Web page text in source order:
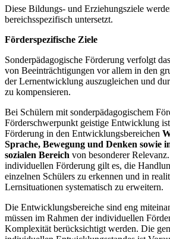
Diese Bildungs- und Erziehungsziele
bereichsspezifisch untersetzt.
Förderspezifische Ziele
Sonderpädagogische Förderung verfolgt
von Beeinträchtigungen vor allem in den
der Lernentwicklung auszugleichen und
zu kompensieren.
Bei Schülern mit sonderpädagogischem
Förderschwerpunkt geistige Entwicklung
Förderung in den Entwicklungsbereichen
Sprache, Bewegung und Denken sowie
sozialen Bereich von besonderer
individuellen Förderung gilt es, die
einzelnen Schülers zu erkennen und in
Lernsituationen systematisch zu erweitern.
Die Entwicklungsbereiche sind eng
müssen im Rahmen der individuellen
Komplexität berücksichtigt werden. Die